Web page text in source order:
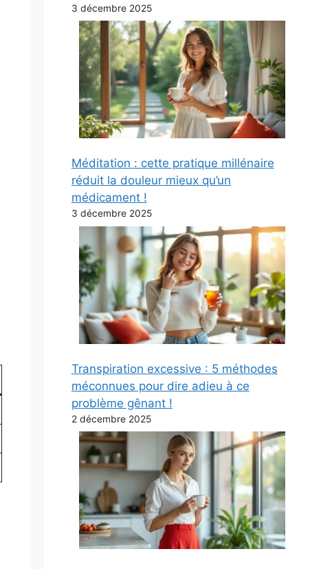
3 décembre 2025
Méditation : cette pratique millénaire
réduit la douleur mieux qu’un
médicament !
3 décembre 2025
Transpiration excessive : 5 méthodes
méconnues pour dire adieu à ce
problème gênant !
2 décembre 2025